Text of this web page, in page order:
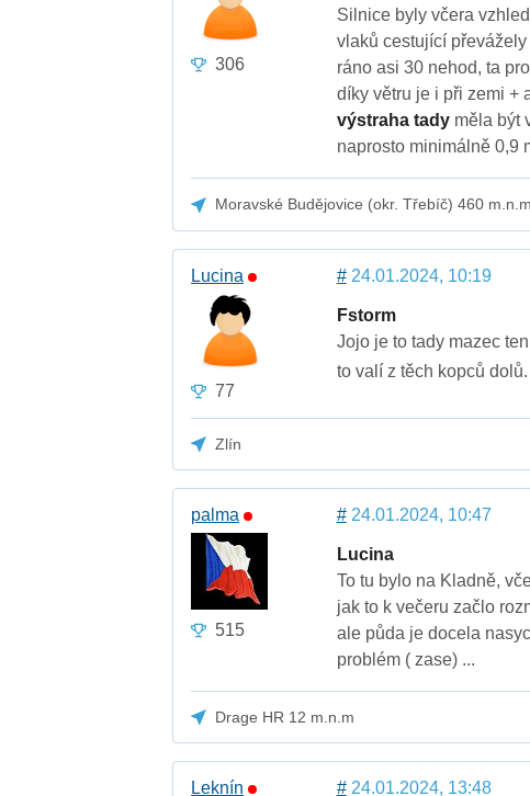
306
Silnice byly včera
vlaků cestující
ráno asi 30 nehod, ta
díky větru je i při zemi +
výstraha tadyměla být
naprosto minimálně 0,9
Moravské Budějovice (okr. Třebíč) 460
Lucina
77
#24.01.2024, 10:19
Fstorm
Jojo je to tady mazec
to valí z těch kopců
Zlín
palma
515
#24.01.2024, 10:47
Lucina
To tu bylo na Kladně,
jak to k večeru začlo
ale půda je docela
problém ( zase) ...
Drage HR 12 m.n.m
Leknín #24.01.2024, 13:48